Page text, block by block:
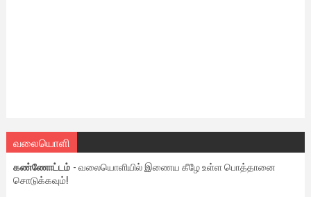
வலையொளி
கண்ணோட்டம் - வலையொளியில் இணைய கீழே உள்ள பொத்தானை
சொடுக்கவும்!